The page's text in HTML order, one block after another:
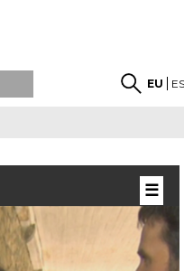
EU
☰